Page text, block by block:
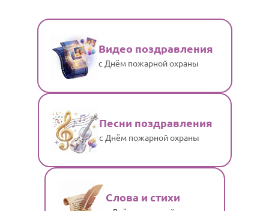
Видео поздравления
с Днём пожарной охраны
Песни поздравления
с Днём пожарной охраны
Слова и стихи